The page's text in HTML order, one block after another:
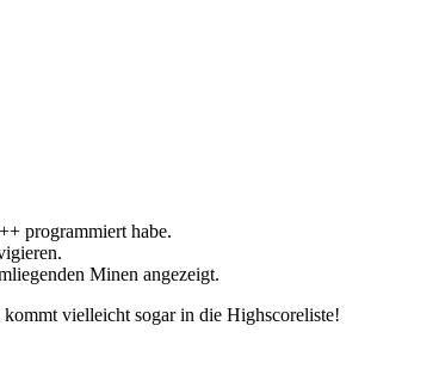
programmiert habe.
Minen angezeigt.
vielleicht sogar in die Highscoreliste!